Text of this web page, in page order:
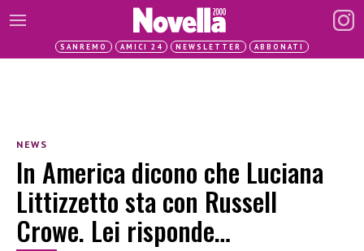
SANREMO AMICI 24 NEWSLETTER ABBONATI
NEWS
In America dicono che Luciana
Littizzetto sta con Russell
Crowe. Lei risponde…